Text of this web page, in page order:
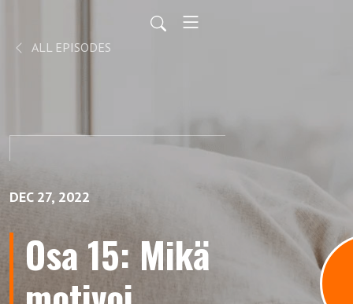
ALL EPISODES
DEC 27, 2022
Osa 15: Mikä